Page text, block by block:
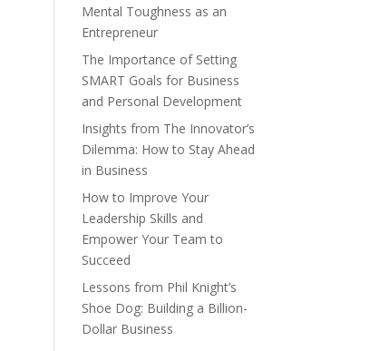
Mental Toughness as an
Entrepreneur
The Importance of Setting
SMART Goals for Business
and Personal Development
Insights from The Innovator’s
Dilemma: How to Stay Ahead
in Business
How to Improve Your
Leadership Skills and
Empower Your Team to
Succeed
Lessons from Phil Knight’s
Shoe Dog: Building a Billion-
Dollar Business